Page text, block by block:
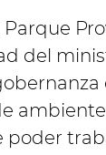
Parque
del
poder